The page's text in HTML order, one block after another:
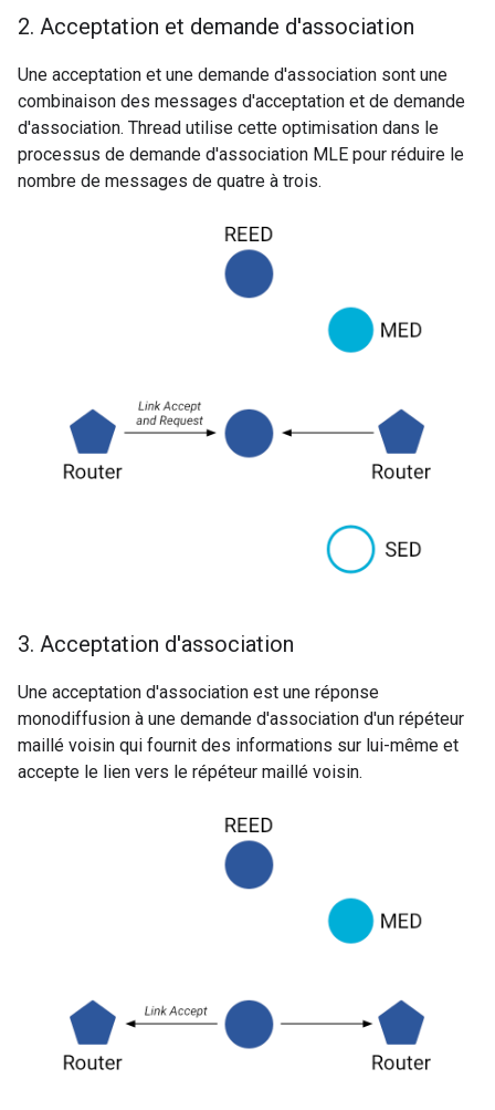
2. Acceptation et demande d'association
Une acceptation et une demande d'association sont une
combinaison des messages d'acceptation et de demande
d'association. Thread utilise cette optimisation dans le
processus de demande d'association MLE pour réduire le
nombre de messages de quatre à trois.
3. Acceptation d'association
Une acceptation d'association est une réponse
monodiffusion à une demande d'association d'un répéteur
maillé voisin qui fournit des informations sur lui-même et
accepte le lien vers le répéteur maillé voisin.